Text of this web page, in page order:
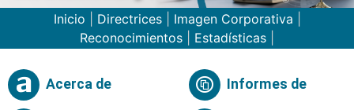
Inicio Directrices| Imagen Corporativa
Reconocimientos
Estadísticas
Acerca de Informes de